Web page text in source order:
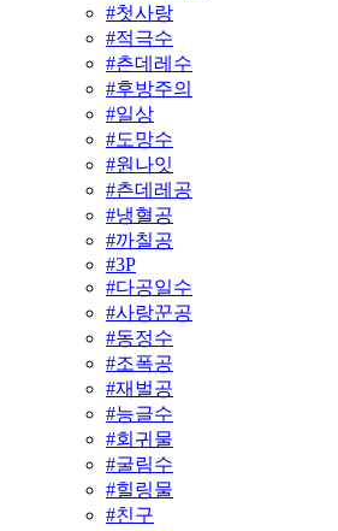
#첫사랑
#적극수
#츤데레수
#후방주의
#일상
#도망수
#원나잇
#츤데레공
#냉혈공
#까칠공
#3P
#다공일수
#사랑꾼공
#동정수
#조폭공
#재벌공
#능글수
#회귀물
#굴림수
#힐링물
#친구